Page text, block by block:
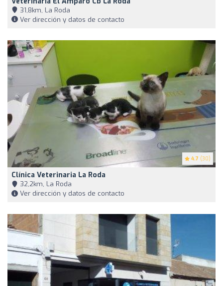
31,8km, La Roda
Ver dirección y datos de contacto
4.7 (30)
Clínica Veterinaria La Roda
32,2km, La Roda
Ver dirección y datos de contacto